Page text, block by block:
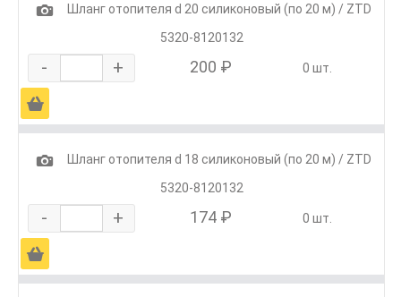
1
Шланг отопителя d 20 силиконовый (по 20 м) / ZTD
5320-8120132
- + 200 ₽ 0 шт.
Ä
1
Шланг отопителя d 18 силиконовый (по 20 м) / ZTD
5320-8120132
- + 174 ₽ 0 шт.
Ä